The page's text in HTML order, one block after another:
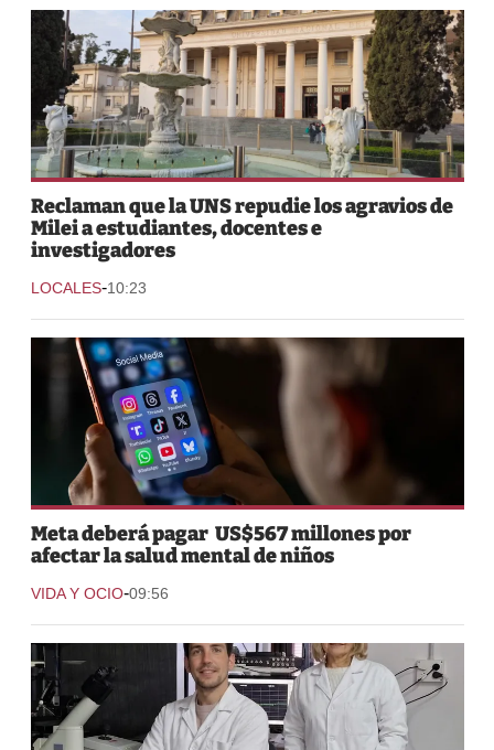
Reclaman que la UNS repudie los agravios de
Milei a estudiantes, docentes e
investigadores
LOCALES-10:23
Meta deberá pagar US$567 millones por
afectar la salud mental de niños
VIDA Y OCIO-09:56